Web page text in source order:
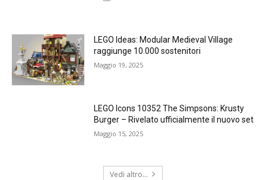
LEGO Ideas: Modular Medieval Village
raggiunge 10.000 sostenitori
Maggio 19, 2025
LEGO Icons 10352 The Simpsons: Krusty
Burger – Rivelato ufficialmente il nuovo set
Maggio 15, 2025
Vedi altro...